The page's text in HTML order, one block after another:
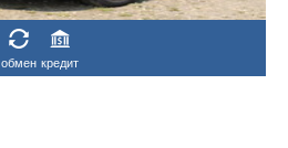
обмен кредит